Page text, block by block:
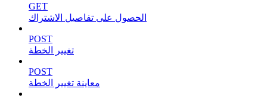
GET
الحصول على تفاصيل الاشتراك
POST
تغيير الخطة
POST
معاينة تغيير الخطة